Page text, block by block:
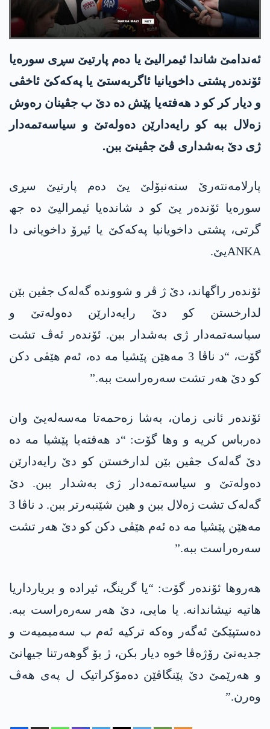
ئەندامێ شاندا ئیمرالیێ یا دەم پارتیێ سڕی سورەیا
ئۆندەر پشتی داخویانیا ئاگربەستێ یا پەکەکێ ئاخڤی
و دیار کر کو د ھەفتەیا پێش دە دێ ب جڤینان رەوش
زەلال ببە کو رایەدارێن دەولەتێ و سیاسەتمەدار
ژی دێ بەشداری ڤێ جڤینێ ببن.
پارلامەنتەرێ ستەنبۆلێ یێ دەم پارتیێ سڕی
سورەیا ئۆندەر یێ کو د شاندەیا ئیمرالیێ دە جھ
گرتی، پشتی داخویانیا پەکەکێ یا ئیرۆ داخویانی دا
ANKAیێ.
ئۆندەر راگھاند، دێ ژ ڤر و شووندە گەلەک جڤین بێن
لدارخستن کو دێ رایەدارێن دەولەتێ و
سیاسەتمەدار ژی بەشدار ببن. ئۆندەر ئەڤ تشت
گۆت، “د ناڤا 3 مەھێن پێشیا مە دە، ئەم ھێڤی دکن
کو دێ ھەر تشت سەرەراست ببە.”
ئۆندەر ئانی زمان، بەشا زەحمەتا مەسەلەیێ وان
دەرباس کریە و وھا گۆت: “د ھەفتەیا پێشیا مە دە
دێ گەلەک جڤین بێن لدارخستن کو دێ رایەدارێن
دەولەتێ و سیاسەتمەدار ژی بەشدار ببن. دێ
گەلەک تشت زەلال ببن و ھین شێنبەرتر ببن. د ناڤا 3
مەھێن پێشیا مە دە ئەم ھێڤی دکن کو دێ ھەر تشت
سەرەراست ببە.”
ھەروھا ئۆندەر گۆت: “یا گرینگ، ئیرادە و بریارداریا
ھاتیە نیشاندانە. یا مایی، دێ ھەر سەرەراست ببە.
دەستپێکێ ئەگەر وەکە ترکیە ئەم ب سەمیمیەت و
جدیەتێ رۆژەڤا خوە دیار بکن، ژ بۆ گوھەرتنا جیھانێ
و ھەرێمێ دێ پێنگاڤێن دەمۆکراتیک ل پەی ھەڤ
وەرن.”